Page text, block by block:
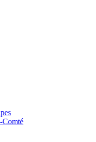
Comté